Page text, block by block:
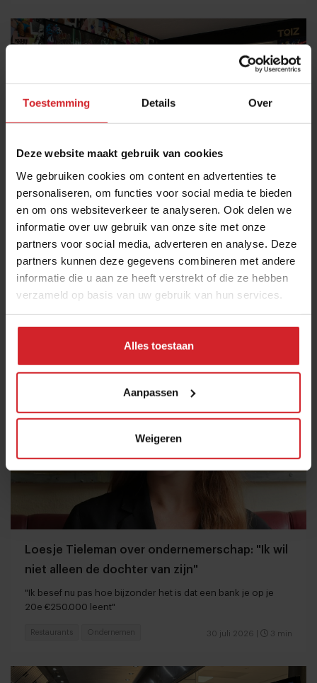
Toestemming Details Over
Deze website maakt gebruik van cookies
We gebruiken cookies om content en advertenties te
personaliseren, om functies voor social media te bieden
en om ons websiteverkeer te analyseren. Ook delen we
informatie over uw gebruik van onze site met onze
partners voor social media, adverteren en analyse. Deze
partners kunnen deze gegevens combineren met andere
informatie die u aan ze heeft verstrekt of die ze hebben
verzameld op basis van uw gebruik van hun services.
Alles toestaan
Aanpassen
Weigeren
Aanbiedingen en prijzen bepalen de hotelkeuze
van de gast
Meer zakennieuws: Bierverkoop daalt - Hanos neemt Jansen
Foodservice over
Loesje Tieleman over ondernemerschap: "Ik wil
niet alleen de dochter van zijn"
"Ik besef nu pas hoe bijzonder het is dat een bank je op je
20e €250.000 leent"
30 juli 2026 3 min
Restaurants Ondernemen